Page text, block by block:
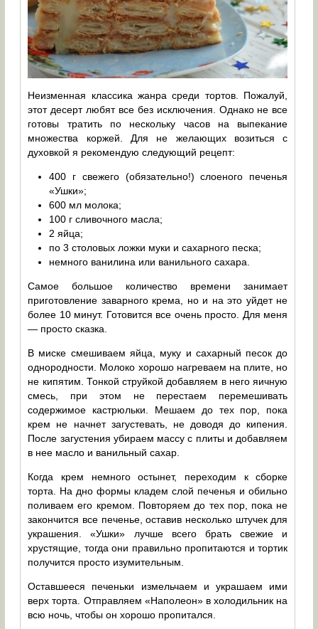
Неизменная классика жанра среди тортов. Пожалуй,
этот десерт любят все без исключения. Однако не все
готовы тратить по нескольку часов на выпекание
множества коржей. Для не желающих возиться с
духовкой я рекомендую следующий рецепт:
400 г свежего (обязательно!) слоеного печенья
«Ушки»;
600 мл молока;
100 г сливочного масла;
2 яйца;
по 3 столовых ложки муки и сахарного песка;
немного ванилина или ванильного сахара.
Самое большое количество времени занимает
приготовление заварного крема, но и на это уйдет не
более 10 минут. Готовится все очень просто. Для меня
— просто сказка.
В миске смешиваем яйца, муку и сахарный песок до
однородности. Молоко хорошо нагреваем на плите, но
не кипятим. Тонкой струйкой добавляем в него яичную
смесь, при этом не перестаем перемешивать
содержимое кастрюльки. Мешаем до тех пор, пока
крем не начнет загустевать, не доводя до кипения.
После загустения убираем массу с плиты и добавляем
в нее масло и ванильный сахар.
Когда крем немного остынет, переходим к сборке
торта. На дно формы кладем слой печенья и обильно
поливаем его кремом. Повторяем до тех пор, пока не
закончится все печенье, оставив несколько штучек для
украшения. «Ушки» лучше всего брать свежие и
хрустящие, тогда они правильно пропитаются и тортик
получится просто изумительным.
Оставшееся печеньки измельчаем и украшаем ими
верх торта. Отправляем «Наполеон» в холодильник на
всю ночь, чтобы он хорошо пропитался.